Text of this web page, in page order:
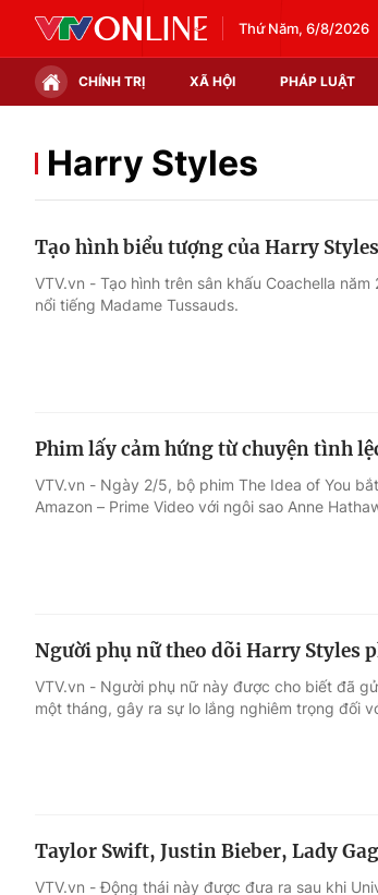
Thứ Năm, 6/8/2026
CHÍNH TRỊ XÃ HỘI PHÁP LUẬT
Chính trị
Thế giới đó đây
Điện ảnh
Âm nhạc
Sao
Du lịch
Làm đẹp
Chất
Harry Styles
Tạo hình biểu tượng của Harry
VTV.vn - Tạo hình trên sân khấu Coachella
nổi tiếng Madame Tussauds.
Phim lấy cảm hứng từ chuyện tình
VTV.vn - Ngày 2/5, bộ phim The Idea of You
Amazon – Prime Video với ngôi sao Anne
Người phụ nữ theo dõi Harry Styles
VTV.vn - Người phụ nữ này được cho biết đã
một tháng, gây ra sự lo lắng nghiêm trọng đối
Taylor Swift, Justin Bieber, Lady
VTV.vn - Động thái này được đưa ra sau khi